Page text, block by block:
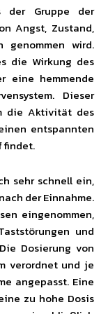
der Gruppe der
Angst, Zustand,
genommen wird.
die Wirkung des
eine hemmende
Dieser
die Aktivität des
entspannten
findet.
sehr schnell ein,
der Einnahme.
eingenommen,
und
Dosierung von
verordnet und je
angepasst. Eine
zu hohe Dosis